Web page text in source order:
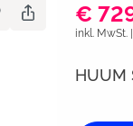
€
inkl. MwSt. |
HUUM